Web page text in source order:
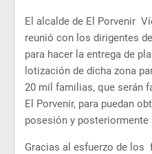
El alcalde de El Porvenir
reunió con los dirigentes
para hacer la entrega de
lotización de dicha zona
20 mil familias, que serán
El Porvenir, para puedan
posesión y
Gracias al esfuerzo de